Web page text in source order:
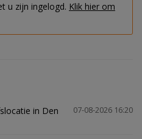
u zijn ingelogd. Klik hier om
07-08-2026 16:20
in Den